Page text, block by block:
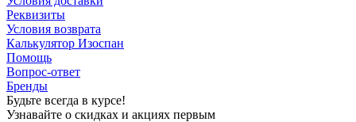
Реквизиты
Условия возврата
Калькулятор Изоспан
Помощь
Вопрос-ответ
Бренды
Будьте всегда в курсе!
Узнавайте о скидках и акциях первым